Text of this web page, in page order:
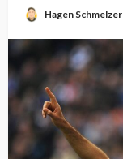
Hagen Schmelzer